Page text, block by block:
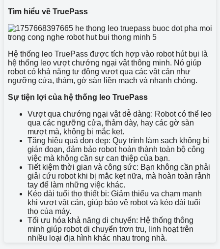
Tìm hiểu về TruePass
Hệ thống leo TruePass được tích hợp vào robot hút bụi là
hệ thống leo vượt chướng ngại vật thông minh. Nó giúp
robot có khả năng tự động vượt qua các vật cản như
ngưỡng cửa, thảm, gờ sàn liền mạch và nhanh chóng.
Sự tiện lợi của hệ thống leo TruePass
Vượt qua chướng ngại vật dễ dàng: Robot có thể leo
qua các ngưỡng cửa, thảm dày, hay các gờ sàn
mượt mà, không bị mắc kẹt.
Tăng hiệu quả dọn dẹp: Quy trình làm sạch không bị
gián đoạn, đảm bảo robot hoàn thành toàn bộ công
việc mà không cần sự can thiệp của bạn.
Tiết kiệm thời gian và công sức: Bạn không cần phải
giải cứu robot khi bị mắc kẹt nữa, mà hoàn toàn rảnh
tay để làm những việc khác.
Kéo dài tuổi thọ thiết bị: Giảm thiểu va chạm mạnh
khi vượt vật cản, giúp bảo vệ robot và kéo dài tuổi
thọ của máy.
Tối ưu hóa khả năng di chuyển: Hệ thống thông
minh giúp robot di chuyển trơn tru, linh hoạt trên
nhiều loại địa hình khác nhau trong nhà.